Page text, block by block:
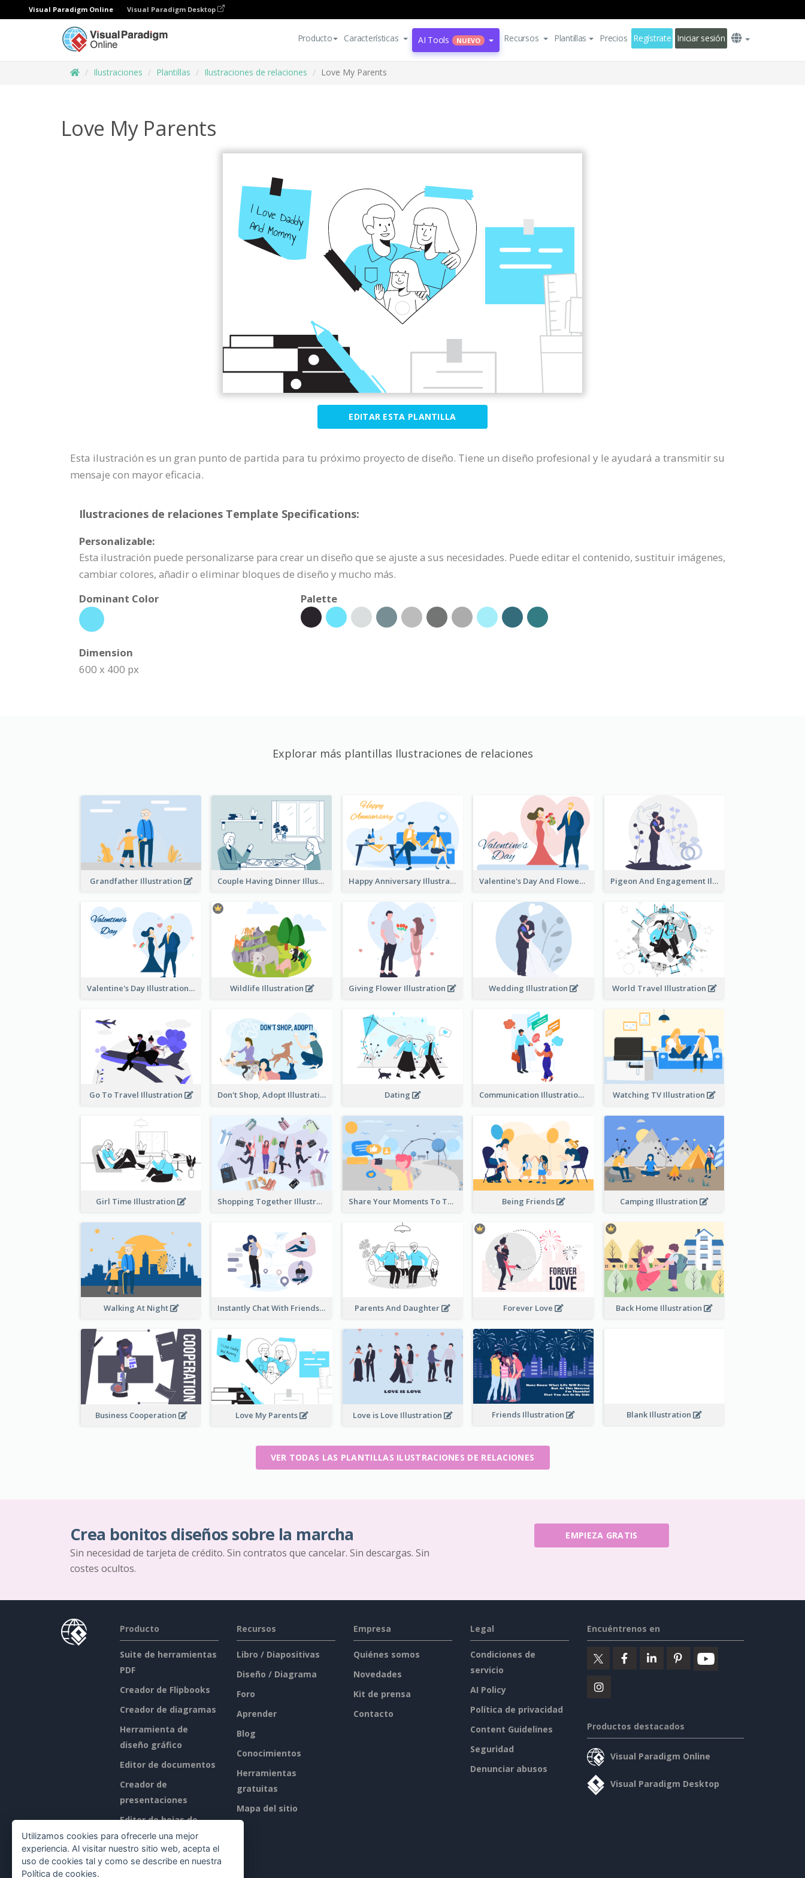
Visual Paradigm Online Visual Paradigm Desktop
Producto Características AI Tools NUEVO Recursos Plantillas Precios Regístrate Iniciar sesión
Ilustraciones Plantillas Ilustraciones de relaciones Love My Parents
Love My Parents
EDITAR ESTA PLANTILLA
Esta ilustración es un gran punto de partida para tu próximo proyecto de diseño. Tiene un diseño profesional y le ayudará a transmitir su
mensaje con mayor eficacia.
Ilustraciones de relaciones Template Specifications:
Personalizable:
Esta ilustración puede personalizarse para crear un diseño que se ajuste a sus necesidades. Puede editar el contenido, sustituir imágenes,
cambiar colores, añadir o eliminar bloques de diseño y mucho más.
Dominant Color
Palette
Dimension
600 x 400 px
Explorar más plantillas Ilustraciones de relaciones
Grandfather Illustration Couple Having Dinner Illustration Happy Anniversary Illustration Valentine's Day And Flower Illustration Pigeon And Engagement Illustration
Valentine's Day Illustration Wildlife Illustration Giving Flower Illustration Wedding Illustration World Travel Illustration
Go To Travel Illustration Don't Shop, Adopt Illustration Dating Communication Illustration Watching TV Illustration
Girl Time Illustration Shopping Together Illustration Share Your Moments To The World Illustration Being Friends Camping Illustration
Walking At Night Instantly Chat With Friends Illustration Parents And Daughter Forever Love Back Home Illustration
Business Cooperation Love My Parents Love is Love Illustration Friends Illustration Blank Illustration
VER TODAS LAS PLANTILLAS ILUSTRACIONES DE RELACIONES
Crea bonitos diseños sobre la marcha
Sin necesidad de tarjeta de crédito. Sin contratos que cancelar. Sin descargas. Sin
costes ocultos.
EMPIEZA GRATIS
Producto
Suite de herramientas
PDF
Creador de Flipbooks
Creador de diagramas
Herramienta de
diseño gráfico
Editor de documentos
Creador de
presentaciones
Editor de hojas de
cálculo
Precios
Recursos
Libro / Diapositivas
Diseño / Diagrama
Foro
Aprender
Blog
Conocimientos
Herramientas
gratuitas
Mapa del sitio
Empresa
Quiénes somos
Novedades
Kit de prensa
Contacto
Legal
Condiciones de
servicio
AI Policy
Política de privacidad
Content Guidelines
Seguridad
Denunciar abusos
Encuéntrenos en
Productos destacados
Visual Paradigm Online
Visual Paradigm Desktop
Utilizamos cookies para ofrecerle una mejor
experiencia. Al visitar nuestro sitio web, acepta el
uso de cookies tal y como se describe en nuestra
Política de cookies.